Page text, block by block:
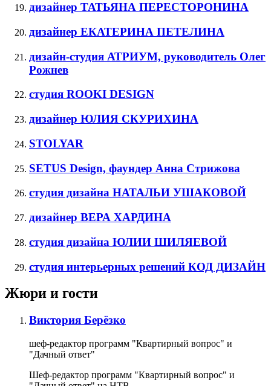
дизайнер ТАТЬЯНА ПЕРЕСТОРОНИНА
дизайнер ЕКАТЕРИНА ПЕТЕЛИНА
дизайн-студия АТРИУМ, руководитель Олег
Рожнев
студия ROOKI DESIGN
дизайнер ЮЛИЯ СКУРИХИНА
STOLYAR
SETUS Design, фаундер Анна Стрижова
студия дизайна НАТАЛЬИ УШАКОВОЙ
дизайнер ВЕРА ХАРДИНА
студия дизайна ЮЛИИ ШИЛЯЕВОЙ
студия интерьерных решений КОД ДИЗАЙН
Жюри и гости
Виктория Берёзко
шеф-редактор программ "Квартирный вопрос" и
"Дачный ответ"
Шеф-редактор программ "Квартирный вопрос" и